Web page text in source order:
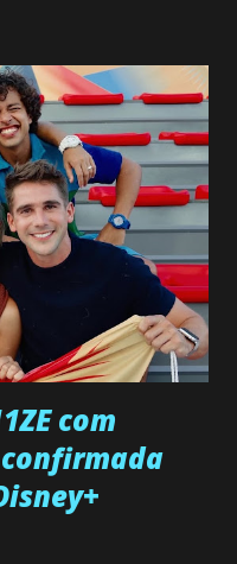
ser o tipo de
toda a vida. Camila
como seria o
lo. Manuel avisa a
Gabriel com Joana.
as suspeitas pelo
que ele poderia
Artur informa a Gabriel
outra paciente, que está
com